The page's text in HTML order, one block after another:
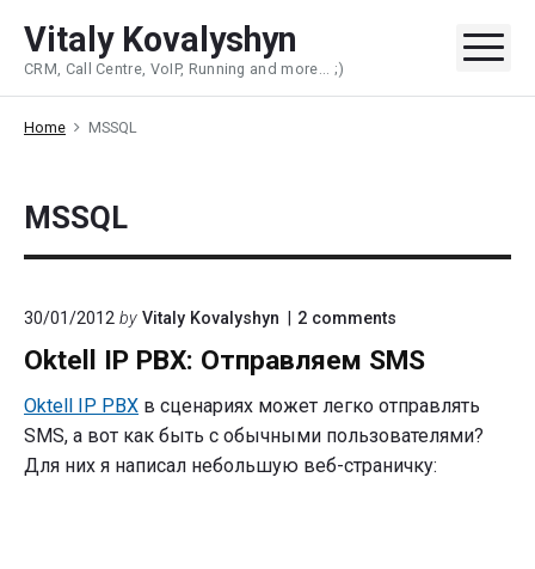
content
Vitaly Kovalyshyn
CRM, Call Centre, VoIP, Running and more... ;)
Home MSSQL
MSSQL
30/01/2012 by Vitaly Kovalyshyn 2 comments
IP
Отправляем
Oktell IP PBX: Отправляем SMS
Oktell IP PBX в сценариях может легко отправлять
SMS, а вот как быть с обычными пользователями?
Для них я написал небольшую веб-страничку: